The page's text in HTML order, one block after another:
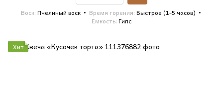
Воск Пчелиный воск Время горения Быстрое (1-5 часов)
Емкость Гипс
Хит